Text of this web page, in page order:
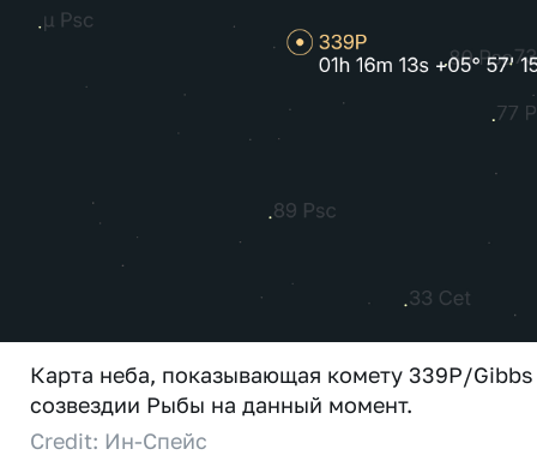
Карта неба, показывающая комету 339P/Gibbs
созвездии Рыбы на данный момент.
Credit: Ин-Спейс